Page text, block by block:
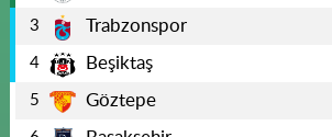
3 Trabzonspor
4 Beşiktaş
5 Göztepe